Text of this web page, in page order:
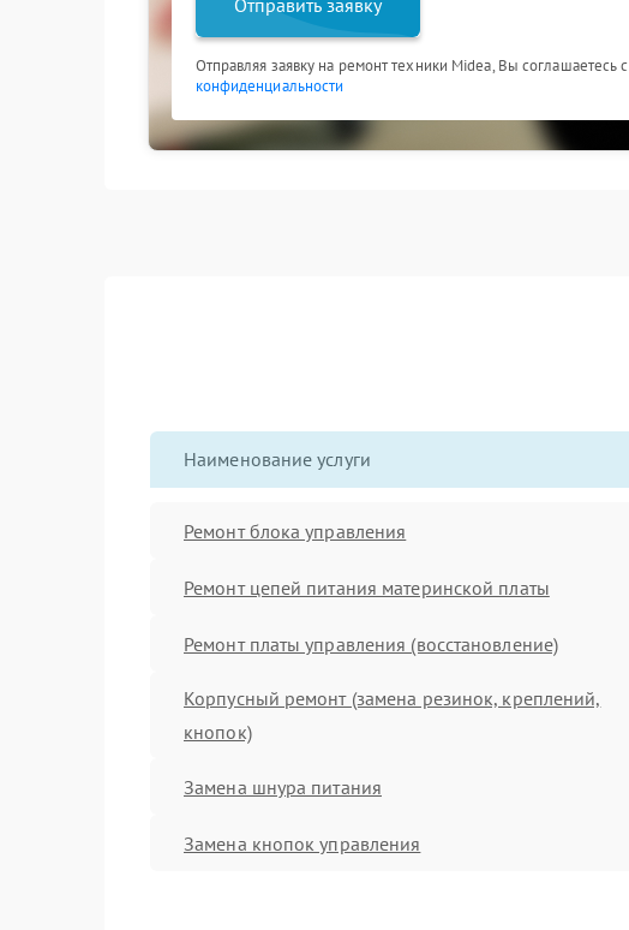
Отправить заявку
Отправляя заявку на ремонт техники Midea, Вы соглашаетесь с
конфиденциальности
Наименование услуги
Ремонт блока управления
Ремонт цепей питания материнской платы
Ремонт платы управления (восстановление)
Корпусный ремонт (замена резинок, креплений,
кнопок)
Замена шнура питания
Замена кнопок управления